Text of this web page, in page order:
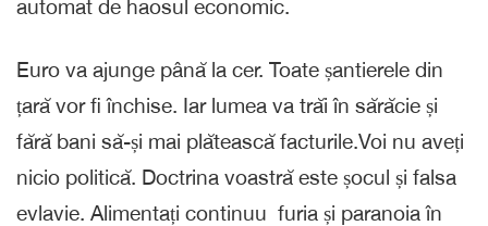
automat de haosul economic.
Euro va ajunge până la cer. Toate șantierele din
țară vor fi închise. Iar lumea va trăi în sărăcie și
fără bani să-și mai plătească facturile.Voi nu aveți
nicio politică. Doctrina voastră este șocul și falsa
evlavie. Alimentați continuu furia și paranoia în